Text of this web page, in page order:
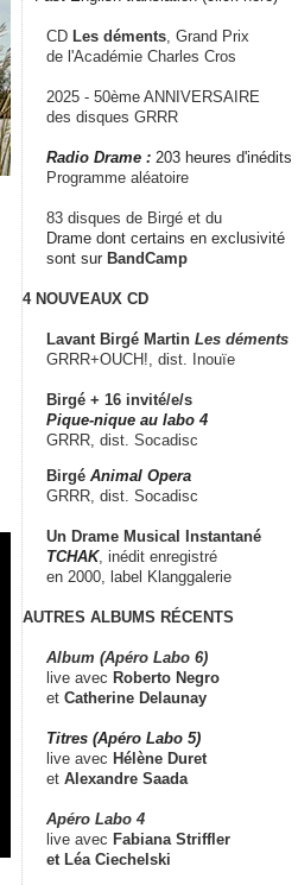
CD Les déments , Grand Prix
de l'Académie Charles Cros
2025 - 50ème ANNIVERSAIRE
des disques GRRR
Radio Drame : 203 heures d'inédits
Programme aléatoire
83 disques de Birgé et du
Drame dont certains en exclusivité
sont sur BandCamp
4 NOUVEAUX CD
Lavant Birgé Martin Les déments
GRRR+OUCH!, dist. Inouïe
Birgé + 16 invité/e/s
Pique-nique au labo 4
GRRR, dist. Socadisc
Birgé Animal Opera
GRRR, dist. Socadisc
Un Drame Musical Instantané
TCHAK, inédit enregistré
en 2000, label Klanggalerie
AUTRES ALBUMS RÉCENTS
Album (Apéro Labo 6)
live avec Roberto Negro
et Catherine Delaunay
Titres (Apéro Labo 5)
live avec Hélène Duret
et Alexandre Saada
Apéro Labo 4
live avec Fabiana Striffler
et Léa Ciechelski